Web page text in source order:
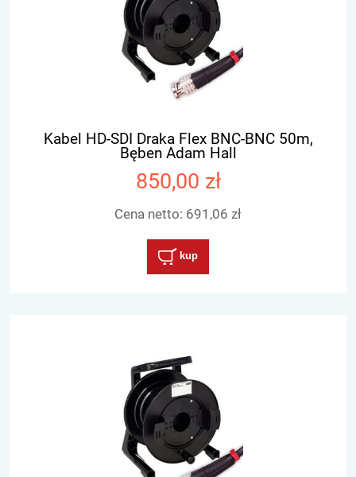
Kabel HD-SDI Draka Flex BNC-BNC 50m,
Bęben Adam Hall
850,00 zł
Cena netto: 691,06 zł
kup